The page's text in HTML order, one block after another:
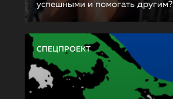
успешными и помогать другим?
СПЕЦПРОЕКТ